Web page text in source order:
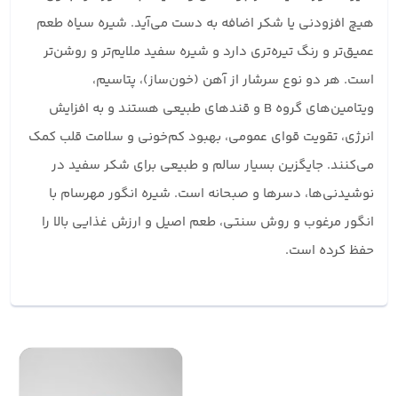
هیچ افزودنی یا شکر اضافه به دست می‌آید. شیره سیاه طعم
عمیق‌تر و رنگ تیره‌تری دارد و شیره سفید ملایم‌تر و روشن‌تر
است. هر دو نوع سرشار از آهن (خون‌ساز)، پتاسیم،
ویتامین‌های گروه B و قندهای طبیعی هستند و به افزایش
انرژی، تقویت قوای عمومی، بهبود کم‌خونی و سلامت قلب کمک
می‌کنند. جایگزین بسیار سالم و طبیعی برای شکر سفید در
نوشیدنی‌ها، دسرها و صبحانه است. شیره انگور مهرسام با
انگور مرغوب و روش سنتی، طعم اصیل و ارزش غذایی بالا را
حفظ کرده است.